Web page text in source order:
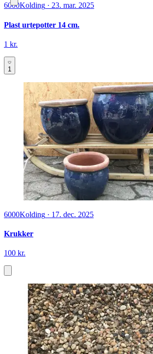
6000Kolding · 23. mar. 2025
Plast urtepotter 14 cm.
1 kr.
1
6000Kolding · 17. dec. 2025
Krukker
100 kr.